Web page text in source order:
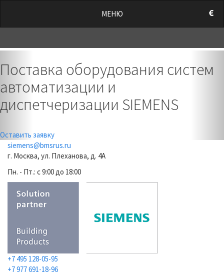
€
МЕНЮ
Поставка оборудования систем
автоматизации и
диспетчеризации SIEMENS
Оставить заявку
siemens@bmsrus.ru
г. Москва, ул. Плеханова, д. 4А
Пн. - Пт.: c 9:00 до 18:00
+7 495 128-05-95
+7 977 691-18-96